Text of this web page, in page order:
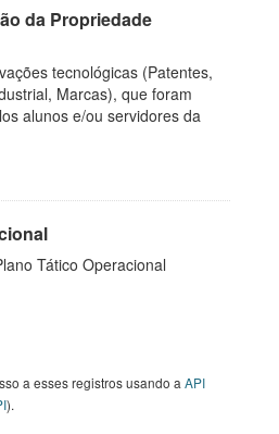
da Propriedade
tecnológicas (Patentes,
Marcas), que foram
alunos e/ou servidores da
Tático Operacional
a esses registros usando a API
).